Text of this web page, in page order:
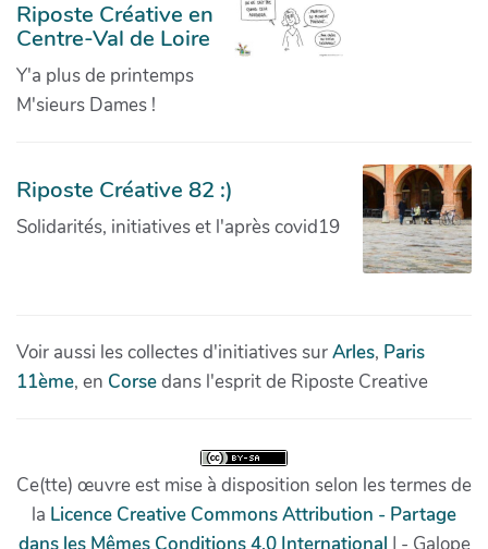
Riposte Créative en
Centre-Val de Loire
Y'a plus de printemps
M'sieurs Dames !
Riposte Créative 82 :)
Solidarités, initiatives et l'après covid19
Voir aussi les collectes d'initiatives surArles, Paris
11ème, en Corsedans l'esprit de Riposte Creative
Ce(tte) œuvre est mise à disposition selon les termes de
la Licence Creative Commons Attribution - Partage